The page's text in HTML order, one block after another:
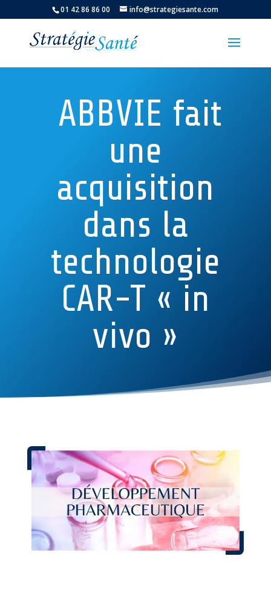
01 42 86 86 00 info@strategiesante.com
ABBVIE fait
une
acquisition
dans la
technologie
CAR-T « in
vivo »